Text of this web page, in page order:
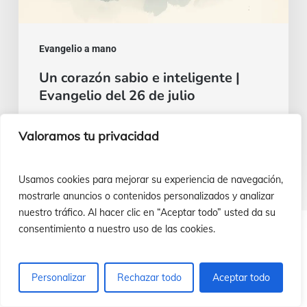
Valoramos tu privacidad
Usamos cookies para mejorar su experiencia de navegación,
mostrarle anuncios o contenidos personalizados y analizar
nuestro tráfico. Al hacer clic en “Aceptar todo” usted da su
consentimiento a nuestro uso de las cookies.
Personalizar Rechazar todo Aceptar todo
Evangelio a mano
Un corazón sabio e inteligente |
Evangelio del 26 de julio
22 de julio de 2026